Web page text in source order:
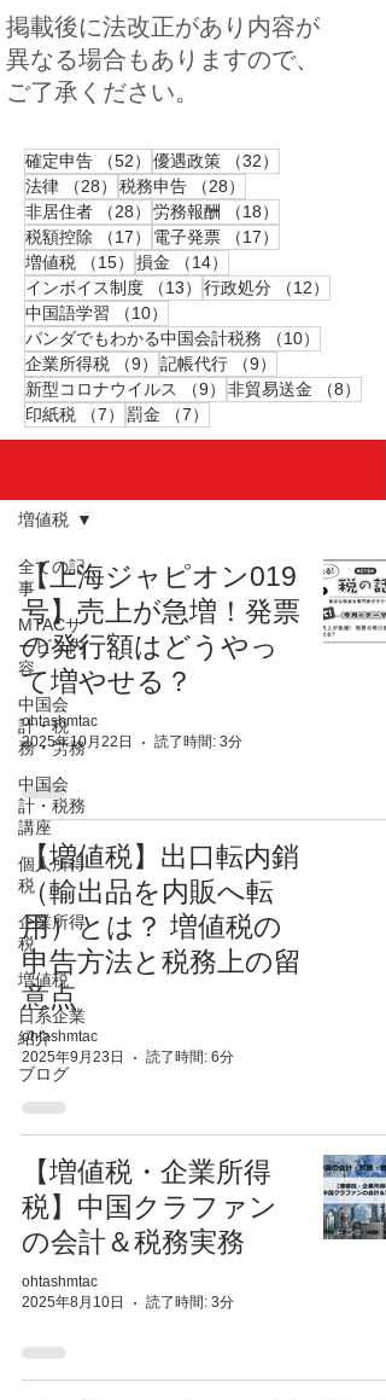
​​掲載後に法改正があり内容が
異なる場合もありますので、
ご了承ください。
確定申告 （52） 52件の記事
優遇政策 （32）
法律
（28） 28件の記事
税務申告 （28）
非居住者
（28） 28件の記事
労務報酬 （18）
税額控除
（17） 17件の記事
電子発票 （17）
増値税
（15） 15件の記事
損金 （14）
インボイス制度
（13） 13件の記事
行政処分 （12）
中国語学習
（10）
パンダでもわかる中国会計税務
（10）
企業所得税
（9） 9件の記事
記帳代行 （9）
新型コロナウイルス
（9） 9件の記事
非貿易送金 （8）
印紙税
（7） 7件の記事
罰金 （7）
全ての記
事
MTACサ
ービス内
容
中国会
計・税
務・労務
中国会
計・税務
講座
個人所得
税
企業所得
税
増値税
日系企業
紹介
ブログ
増値税
【上海ジャピオン019
号】売上が急増！発票
の発行額はどうやっ
て増やせる？
ohtashmtac
2025年10月22日
読了時間: 3分
【増値税】出口転内銷
（輸出品を内販へ転
用）とは？ 増値税の
申告方法と税務上の留
意点
ohtashmtac
2025年9月23日
読了時間: 6分
【増値税・企業所得
税】中国クラファン
の会計＆税務実務
ohtashmtac
2025年8月10日
読了時間: 3分